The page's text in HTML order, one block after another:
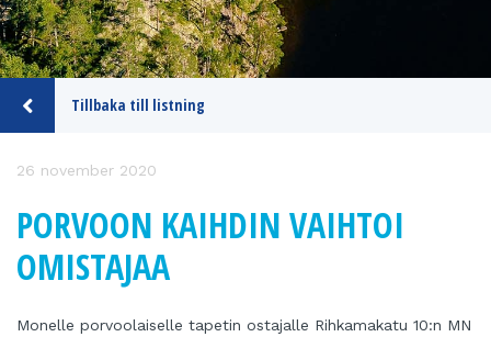
Tillbaka till listning
26 november 2020
PORVOON KAIHDIN VAIHTOI
OMISTAJAA
Monelle porvoolaiselle tapetin ostajalle Rihkamakatu 10:n MN